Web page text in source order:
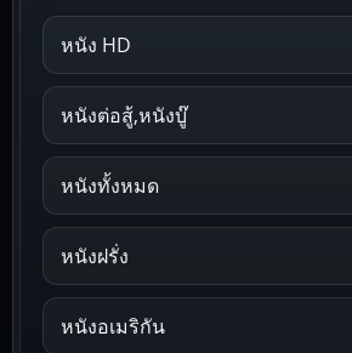
หนัง HD
หนังต่อสู้,หนังบู๊
หนังทั้งหมด
หนังฝรั่ง
หนังอเมริกัน